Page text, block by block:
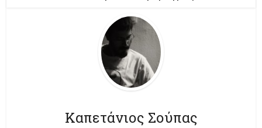
Καπετάνιος Σούπας